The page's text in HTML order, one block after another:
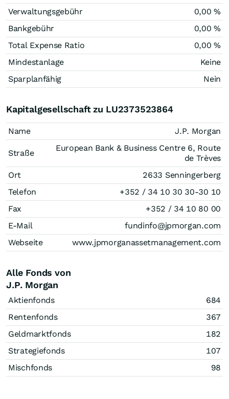
Verwaltungsgebühr
0,00 %
Bankgebühr
0,00 %
Total Expense Ratio
0,00 %
Mindestanlage
Keine
Sparplanfähig
Nein
Kapitalgesellschaft zu LU2373523864
Name J.P. Morgan
Straße
European Bank & Business Centre 6, Route
de Trèves
Ort
2633 Senningerberg
Telefon
+352 / 34 10 30 30-30 10
Fax
+352 / 34 10 80 00
E-Mail
fundinfo@jpmorgan.com
Webseite
www.jpmorganassetmanagement.com
Alle Fonds von
J.P. Morgan
Aktienfonds
684
Rentenfonds
367
Geldmarktfonds
182
Strategiefonds
107
Mischfonds
98